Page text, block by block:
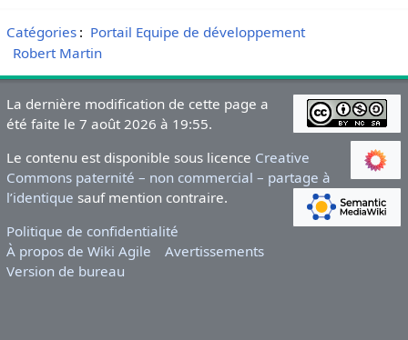
Catégories: Portail Equipe de développement
Robert Martin
La dernière modification de cette page a
été faite le 7 août 2026 à 19:55.
Le contenu est disponible sous licence Creative
Commons paternité – non commercial – partage à
l’identique sauf mention contraire.
Politique de confidentialité
À propos de Wiki Agile
Avertissements
Version de bureau